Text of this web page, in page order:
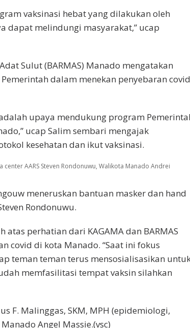
vaksinasi hebat yang dilakukan oleh
dapat melindungi masyarakat,” ucap
Sulut (BARMAS) Manado mengatakan
dalam menekan penyebaran
upaya mendukung program
ucap Salim sembari mengajak
kesehatan dan ikut vaksinasi.
AARS Steven Rondonuwu, Walikota Manado Andrei
meneruskan bantuan masker dan hand
Rondonuwu.
perhatian dari KAGAMA dan BARMAS
covid di kota Manado. “Saat ini fokus
teman teman terus mensosialisasikan
memfasilitasi tempat vaksin silahkan
F. Malinggas, SKM, MPH (epidemiologi,
Angel Massie.(vsc)